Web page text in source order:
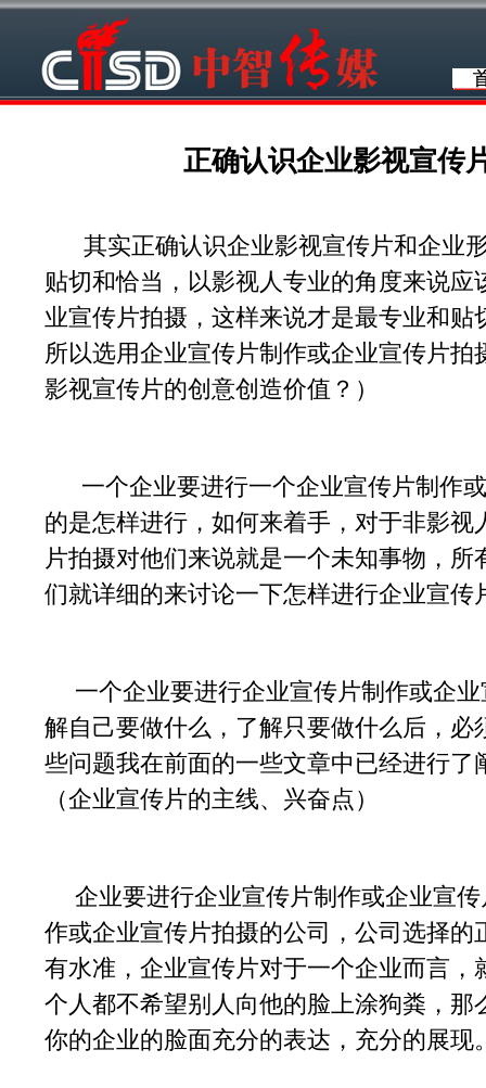
正确认识企业影视宣传
其实正确认识企业影视宣传片和企业
贴切和恰当，以影视人专业的角度来说应
业宣传片拍摄，这样来说才是最专业和
所以选用企业宣传片制作或企业宣传片
影视宣传片的创意创造价值？）
一个企业要进行一个企业宣传片制作
的是怎样进行，如何来着手，对于非影
片拍摄对他们来说就是一个未知事物，
们就详细的来讨论一下怎样进行企业宣传
一个企业要进行企业宣传片制作或企
解自己要做什么，了解只要做什么后，
些问题我在前面的一些文章中已经进行
（企业宣传片的主线、兴奋点）
企业要进行企业宣传片制作或企业宣
作或企业宣传片拍摄的公司，公司选择
有水准，企业宣传片对于一个企业而言
个人都不希望别人向他的脸上涂狗粪，
你的企业的脸面充分的表达，充分的展现